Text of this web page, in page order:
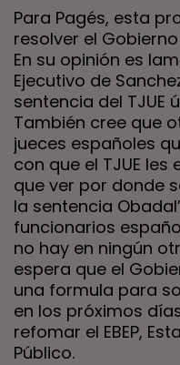
Para Pagés, esta
resolver el
En su opinión es
Ejecutivo de
sentencia del TJUE
También cree que
jueces españoles
con que el TJUE les
que ver por donde
la sentencia
funcionarios
no hay en ningún
espera que el
una formula para
en los próximos
refomar el EBEP,
Público.